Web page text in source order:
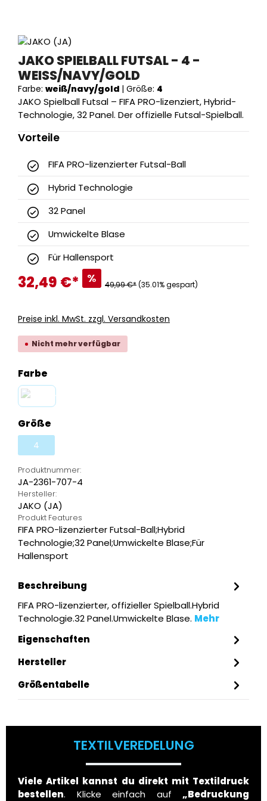
JAKO SPIELBALL FUTSAL - 4 -
WEISS/NAVY/GOLD
Farbe: weiß/navy/gold | Größe: 4
JAKO Spielball Futsal – FIFA PRO-lizenziert, Hybrid-
Technologie, 32 Panel. Der offizielle Futsal-Spielball.
Vorteile
FIFA PRO-lizenzierter Futsal-Ball
Hybrid Technologie
32 Panel
Umwickelte Blase
Für Hallensport
32,49 €* % 49,99 €*(35.01% gespart)
Preise inkl. MwSt. zzgl. Versandkosten
Nicht mehr verfügbar
Farbe
Größe
4
(Diese Option ist zurzeit nicht verfügbar.)
Produktnummer:
JA-2361-707-4
Hersteller:
JAKO (JA)
Produkt Features
FIFA PRO-lizenzierter Futsal-Ball;Hybrid
Technologie;32 Panel;Umwickelte Blase;Für
Hallensport
Beschreibung
FIFA PRO-lizenzierter, offizieller Spielball.Hybrid
Technologie.32 Panel.Umwickelte Blase. Mehr
Eigenschaften
Hersteller
Größentabelle
TEXTILVEREDELUNG
Viele Artikel kannst du direkt mit Textildruck
bestellen. Klicke einfach auf „Bedruckung